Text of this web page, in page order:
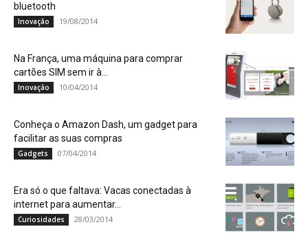
bluetooth
Inovação 19/08/2014
Na França, uma máquina para comprar
cartões SIM sem ir à...
Inovação 10/04/2014
Conheça o Amazon Dash, um gadget para
facilitar as suas compras
Gadgets 07/04/2014
Era só o que faltava: Vacas conectadas à
internet para aumentar...
Curiosidades 28/03/2014